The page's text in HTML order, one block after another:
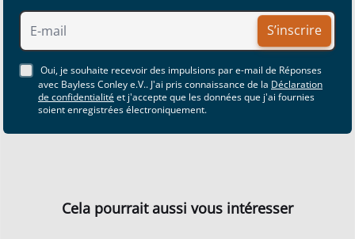
S’inscrire
Oui, je souhaite recevoir des impulsions par e-mail de Réponses
avec Bayless Conley e.V.. J'ai pris connaissance de la Déclaration
de confidentialitéet j'accepte que les données que j'ai fournies
soient enregistrées électroniquement.
Cela pourrait aussi vous intéresser